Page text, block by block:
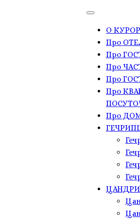
О
Про
Про
Про
Про
Про
Про